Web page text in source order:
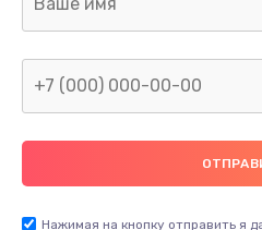
2600
Нажимая на кнопку отправить я